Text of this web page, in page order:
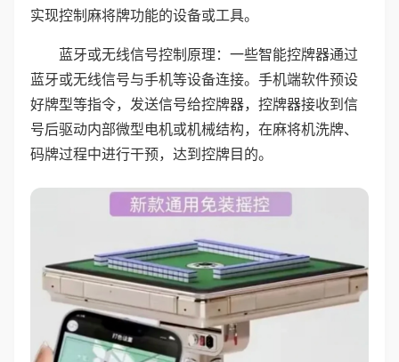
实现控制麻将牌功能的设备或工具。
蓝牙或无线信号控制原理：一些智能控牌器通过
蓝牙或无线信号与手机等设备连接。手机端软件预设
好牌型等指令，发送信号给控牌器，控牌器接收到信
号后驱动内部微型电机或机械结构，在麻将机洗牌、
码牌过程中进行干预，达到控牌目的。